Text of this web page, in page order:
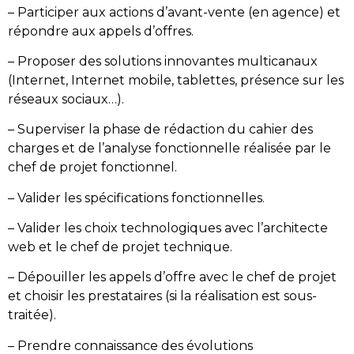
– Participer aux actions d’avant-vente (en agence) et
répondre aux appels d’offres.
– Proposer des solutions innovantes multicanaux
(Internet, Internet mobile, tablettes, présence sur les
réseaux sociaux…).
– Superviser la phase de rédaction du cahier des
charges et de l’analyse fonctionnelle réalisée par le
chef de projet fonctionnel.
– Valider les spécifications fonctionnelles.
– Valider les choix technologiques avec l’architecte
web et le chef de projet technique.
– Dépouiller les appels d’offre avec le chef de projet
et choisir les prestataires (si la réalisation est sous-
traitée).
– Prendre connaissance des évolutions